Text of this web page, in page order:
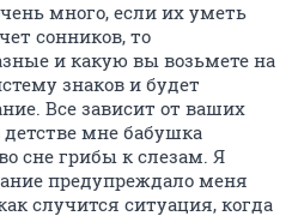
много, если их уметь
сонников, то
и какую вы возьмете на
знаков и будет
Все зависит от ваших
мне бабушка
сне грибы к слезам. Я
предупреждало меня
случится ситуация, когда